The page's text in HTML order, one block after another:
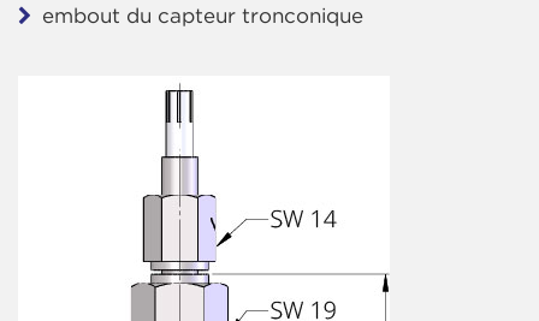
embout du capteur tronconique